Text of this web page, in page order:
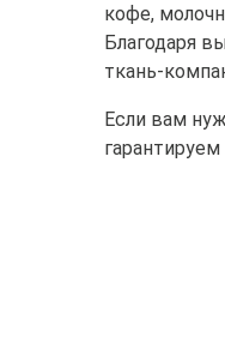
кофе,
Благодаря
ткань-
Если вам